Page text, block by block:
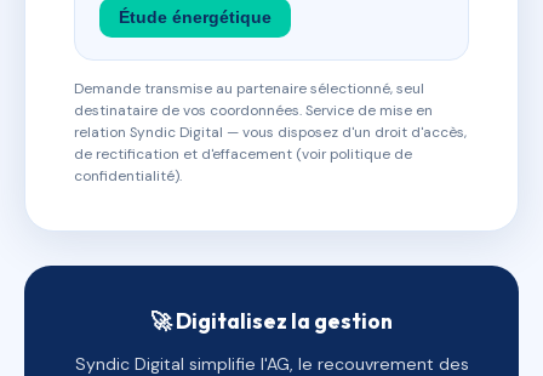
Étude énergétique
Demande transmise au partenaire sélectionné, seul
destinataire de vos coordonnées. Service de mise en
relation Syndic Digital — vous disposez d'un droit d'accès,
de rectification et d'effacement (voir politique de
confidentialité).
🚀 Digitalisez la gestion
Syndic Digital simplifie l'AG, le recouvrement des